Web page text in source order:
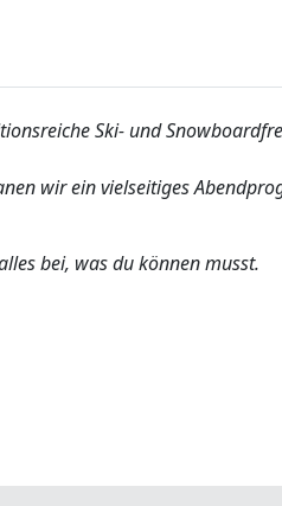
Ski- und
wir ein vielseitiges
bei, was du können musst.